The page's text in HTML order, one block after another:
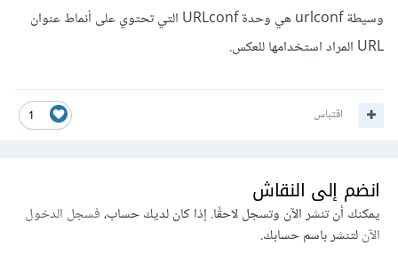
وسيطة urlconf هي وحدة URLconf التي تحتوي على أنماط عنوان
URL المراد استخدامها للعكس.
1 اقتباس
انضم إلى النقاش
يمكنك أن تنشر الآن وتسجل لاحقًا. إذا كان لديك حساب،فسجل الدخول
الآنلتنشر باسم حسابك.